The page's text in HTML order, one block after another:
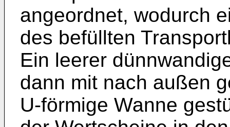
angeordnet, wodurch
des befüllten
Ein leerer
dann mit nach außen
U-förmige Wanne